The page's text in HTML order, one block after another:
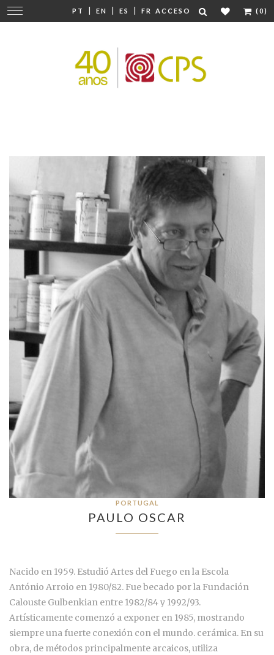
PT | EN | ES | FR ACCESO (0)
Cambiar
navegación
PORTUGAL
PAULO OSCAR
Nacido en 1959. Estudió Artes del Fuego en la Escola
António Arroio en 1980/82. Fue becado por la Fundación
Calouste Gulbenkian entre 1982/84 y 1992/93.
Artísticamente comenzó a exponer en 1985, mostrando
siempre una fuerte conexión con el mundo. cerámica. En su
obra, de métodos principalmente arcaicos, utiliza